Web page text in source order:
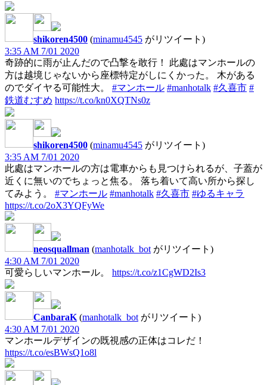
shikoren4500 (minamu4545 がリツイート)
3:35 AM 7/01 2020
奇跡的に雨が止んだので凸撃を敢行！ 此處はマンホールの
方は越境じゃないから座標特定がしにくかった。 木がある
のでダイヤる可能性大。 #マンホール #manhotalk #久喜市 #
鉄道むすめ https://t.co/kn0XQTNs0z
shikoren4500 (minamu4545 がリツイート)
3:35 AM 7/01 2020
此處はマンホールの方は電車からも見つけられるが、子蓋が
近くに無いのでちょっと焦る。 落ち着いて高い所から探し
てみよう。 #マンホール #manhotalk #久喜市 #ゆるキャラ
https://t.co/2oX3YQFyWe
neosquallman (manhotalk_bot がリツイート)
4:30 AM 7/01 2020
可愛らしいマンホール。 https://t.co/z1CgWD2Is3
CanbaraK (manhotalk_bot がリツイート)
4:30 AM 7/01 2020
マンホールデザインの既視感の正体はコレだ！
https://t.co/esBWsQ1o8l